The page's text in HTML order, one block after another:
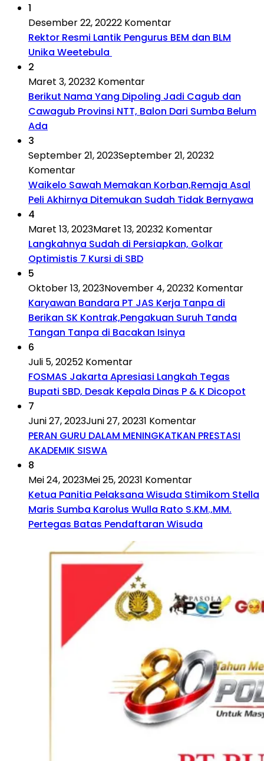
1
Desember 22, 20222 Komentar
Rektor Resmi Lantik Pengurus BEM dan BLM
Unika Weetebula
2
Maret 3, 20232 Komentar
Berikut Nama Yang Dipoling Jadi Cagub dan
Cawagub Provinsi NTT, Balon Dari Sumba Belum
Ada
3
September 21, 2023September 21, 20232
Komentar
Waikelo Sawah Memakan Korban,Remaja Asal
Peli Akhirnya Ditemukan Sudah Tidak Bernyawa
4
Maret 13, 2023Maret 13, 20232 Komentar
Langkahnya Sudah di Persiapkan, Golkar
Optimistis 7 Kursi di SBD
5
Oktober 13, 2023November 4, 20232 Komentar
Karyawan Bandara PT JAS Kerja Tanpa di
Berikan SK Kontrak,Pengakuan Suruh Tanda
Tangan Tanpa di Bacakan Isinya
6
Juli 5, 20252 Komentar
FOSMAS Jakarta Apresiasi Langkah Tegas
Bupati SBD, Desak Kepala Dinas P & K Dicopot
7
Juni 27, 2023Juni 27, 20231 Komentar
PERAN GURU DALAM MENINGKATKAN PRESTASI
AKADEMIK SISWA
8
Mei 24, 2023Mei 25, 20231 Komentar
Ketua Panitia Pelaksana Wisuda Stimikom Stella
Maris Sumba Karolus Wulla Rato S.KM.,MM.
Pertegas Batas Pendaftaran Wisuda